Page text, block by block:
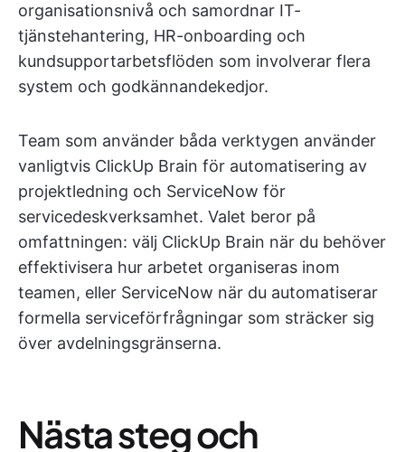
organisationsnivå och samordnar IT-
tjänstehantering, HR-onboarding och
kundsupportarbetsflöden som involverar flera
system och godkännandekedjor.
Team som använder båda verktygen använder
vanligtvis ClickUp Brain för automatisering av
projektledning och ServiceNow för
servicedeskverksamhet. Valet beror på
omfattningen: välj ClickUp Brain när du behöver
effektivisera hur arbetet organiseras inom
teamen, eller ServiceNow när du automatiserar
formella serviceförfrågningar som sträcker sig
över avdelningsgränserna.
Nästa steg och